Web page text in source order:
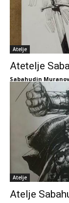
Atelje
Atetelje
Sabahudin
Atelje
Atelje